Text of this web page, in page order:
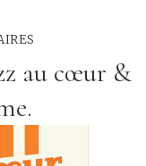
au cœur &